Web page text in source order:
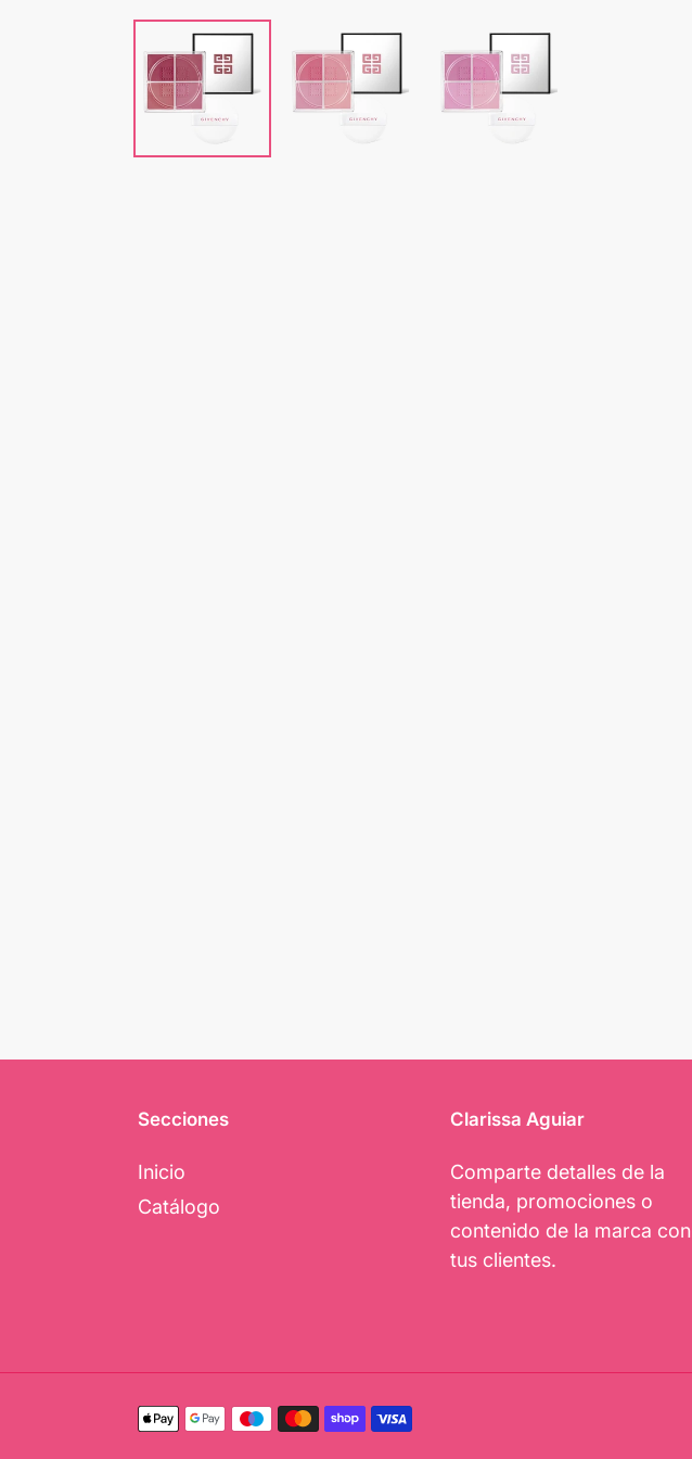
Secciones
Inicio
Catálogo
Clarissa Aguiar
Comparte detalles de la
tienda, promociones o
contenido de la marca con
tus clientes.
Métodos